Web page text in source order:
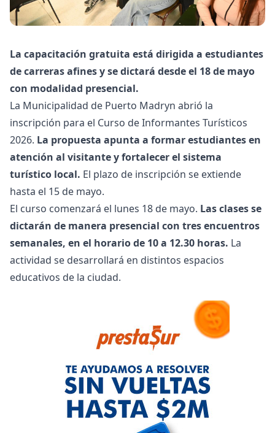
La capacitación gratuita está dirigida a estudiantes
de carreras afines y se dictará desde el 18 de mayo
con modalidad presencial.
La Municipalidad de Puerto Madryn abrió la
inscripción para el Curso de Informantes Turísticos
2026. La propuesta apunta a formar estudiantes en
atención al visitante y fortalecer el sistema
turístico local. El plazo de inscripción se extiende
hasta el 15 de mayo.
El curso comenzará el lunes 18 de mayo. Las clases se
dictarán de manera presencial con tres encuentros
semanales, en el horario de 10 a 12.30 horas. La
actividad se desarrollará en distintos espacios
educativos de la ciudad.